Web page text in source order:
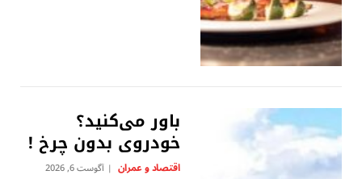
باور می‌کنید؟
خودروی بدون چرخ !
اقتصاد و عمران آگوست 6, 2026